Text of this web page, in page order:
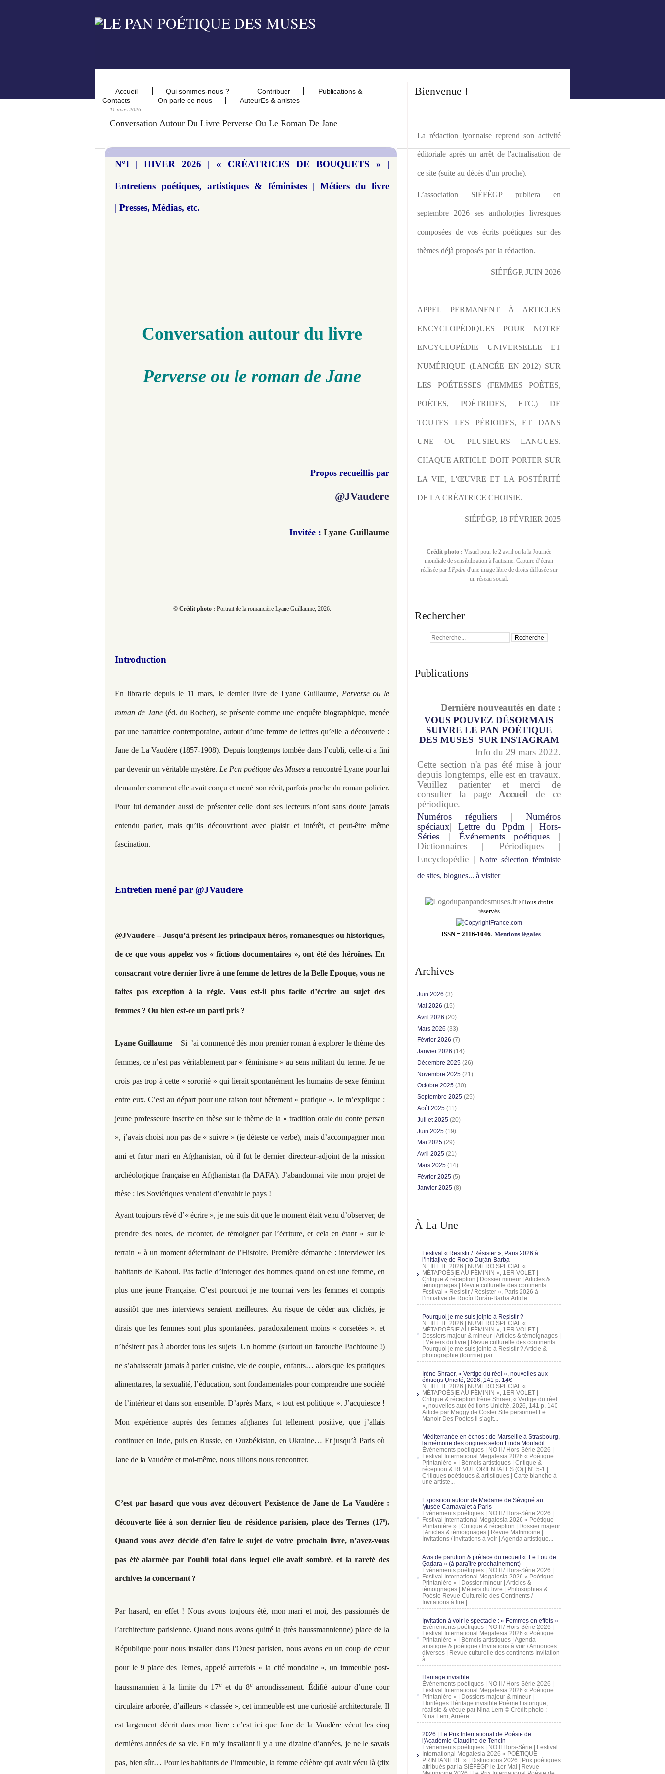
Accueil Qui sommes-nous ? Contribuer
Publications &
Contacts
On parle de nous AuteurEs & artistes
11 mars 2026
Conversation Autour Du Livre Perverse Ou Le Roman De Jane
N°I | HIVER 2026 | « CRÉATRICES DE BOUQUETS » |
Entretiens poétiques, artistiques & féministes | Métiers du livre
| Presses, Médias, etc.
Conversation autour du livre
Perverse ou le roman de Jane
Propos recueillis par
@JVaudere
Invitée : Lyane Guillaume
© Crédit photo : Portrait de la romancière Lyane Guillaume, 2026.
Introduction
En librairie depuis le 11 mars, le dernier livre de Lyane Guillaume, Perverse ou le
roman de Jane(éd. du Rocher), se présente comme une enquête biographique, menée
par une narratrice contemporaine, autour d’une femme de lettres qu’elle a découverte :
Jane de La Vaudère (1857-1908). Depuis longtemps tombée dans l’oubli, celle-ci a fini
par devenir un véritable mystère. Le Pan poétique des Muses a rencontré Lyane pour lui
demander comment elle avait conçu et mené son récit, parfois proche du roman policier.
Pour lui demander aussi de présenter celle dont ses lecteurs n’ont sans doute jamais
entendu parler, mais qu’ils découvriront avec plaisir et intérêt, et peut-être même
fascination.
Entretien mené par @JVaudere
@JVaudere –Jusqu’à présent les principaux héros, romanesques ou historiques,
de ce que vous appelez vos « fictions documentaires », ont été des héroïnes. En
consacrant votre dernier livre à une femme de lettres de la Belle Époque, vous ne
faites pas exception à la règle. Vous est-il plus facile d’écrire au sujet des
femmes ? Ou bien est-ce un parti pris ?
Lyane Guillaume – Si j’ai commencé dès mon premier roman à explorer le thème des
femmes, ce n’est pas véritablement par « féminisme » au sens militant du terme. Je ne
crois pas trop à cette « sororité » qui lierait spontanément les humains de sexe féminin
entre eux. C’est au départ pour une raison tout bêtement « pratique ». Je m’explique :
jeune professeure inscrite en thèse sur le thème de la « tradition orale du conte persan
», j’avais choisi non pas de « suivre » (je déteste ce verbe), mais d’accompagner mon
ami et futur mari en Afghanistan, où il fut le dernier directeur-adjoint de la mission
archéologique française en Afghanistan (la DAFA). J’abandonnai vite mon projet de
thèse : les Soviétiques venaient d’envahir le pays !
Ayant toujours rêvé d’« écrire », je me suis dit que le moment était venu d’observer, de
prendre des notes, de raconter, de témoigner par l’écriture, et cela en étant « sur le
terrain » à un moment déterminant de l’Histoire. Première démarche : interviewer les
habitants de Kaboul. Pas facile d’interroger des hommes quand on est une femme, en
plus une jeune Française. C’est pourquoi je me tournai vers les femmes et compris
aussitôt que mes interviews seraient meilleures. Au risque de céder aux clichés, je
dirais que les femmes sont plus spontanées, paradoxalement moins « corsetées », et
n’hésitent pas à aborder tous les sujets. Un homme (surtout un farouche Pachtoune !)
ne s’abaisserait jamais à parler cuisine, vie de couple, enfants… alors que les pratiques
alimentaires, la sexualité, l’éducation, sont fondamentales pour comprendre une société
de l’intérieur et dans son ensemble. D’après Marx, « tout est politique ». J’acquiesce !
Mon expérience auprès des femmes afghanes fut tellement positive, que j’allais
continuer en Inde, puis en Russie, en Ouzbékistan, en Ukraine… Et jusqu’à Paris où
Jane de la Vaudère et moi-même, nous allions nous rencontrer.
C’est par hasard que vous avez découvert l’existence de Jane de La Vaudère :
découverte liée à son dernier lieu de résidence parisien, place des Ternes (17e).
Quand vous avez décidé d’en faire le sujet de votre prochain livre, n’avez-vous
pas été alarmée par l’oubli total dans lequel elle avait sombré, et la rareté des
archives la concernant ?
Par hasard, en effet ! Nous avons toujours été, mon mari et moi, des passionnés de
l’architecture parisienne. Quand nous avons quitté la (très haussmannienne) place de la
République pour nous installer dans l’Ouest parisien, nous avons eu un coup de cœur
pour le 9 place des Ternes, appelé autrefois « la cité mondaine », un immeuble post-
haussmannien à la limite du 17e et du 8e arrondissement. Édifié autour d’une cour
circulaire arborée, d’ailleurs « classée », cet immeuble est une curiosité architecturale. Il
est largement décrit dans mon livre : c’est ici que Jane de la Vaudère vécut les cinq
dernières années de sa vie. En m’y installant il y a une dizaine d’années, je ne le savais
pas, bien sûr… Pour les habitants de l’immeuble, la femme célèbre qui avait vécu là (dix
Bienvenue !
La rédaction lyonnaise reprend son activité
éditoriale après un arrêt de l'actualisation de
ce site (suite au décès d'un proche).
L’association SIÉFÉGP publiera en
septembre 2026 ses anthologies livresques
composées de vos écrits poétiques sur des
thèmes déjà proposés par la rédaction.
SIÉFÉGP, JUIN 2026
APPEL PERMANENT À ARTICLES
ENCYCLOPÉDIQUES POUR NOTRE
ENCYCLOPÉDIE UNIVERSELLE ET
NUMÉRIQUE (LANCÉE EN 2012) SUR
LES POÉTESSES (FEMMES POÈTES,
POÈTES, POÉTRIDES, ETC.) DE
TOUTES LES PÉRIODES, ET DANS
UNE OU PLUSIEURS LANGUES.
CHAQUE ARTICLE DOIT PORTER SUR
LA VIE, L'ŒUVRE ET LA POSTÉRITÉ
DE LA CRÉATRICE CHOISIE.
SIÉFÉGP, 18 FÉVRIER 2025
Crédit photo : Visuel pour le 2 avril ou la la Journée
mondiale de sensibilisation à l'autisme. Capture d’écran
réalisée par LPpdm d'une image libre de droits diffusée sur
un réseau social.
Rechercher
Publications
Dernière nouveautés en date :
VOUS POUVEZ DÉSORMAIS
SUIVRE LE PAN POÉTIQUE
DES MUSES SUR INSTAGRAM
Info du 29 mars 2022.
Cette section n'a pas été mise à jour
depuis longtemps, elle est en travaux.
Veuillez patienter et merci de
consulter la page Accueil de ce
périodique.
Numéros réguliers | Numéros
spéciaux| Lettre du Ppdm |Hors-
Séries | Événements poétiques |
Dictionnaires | Périodiques |
Encyclopédie | Notre sélection féministe
de sites, blogues... à visiter
pandesmuses.fr ©Tous droits
réservés
ISSN = 2116-1046. Mentions légales
Archives
Juin 2026 (3)
Mai 2026 (15)
Avril 2026 (20)
Mars 2026 (33)
Février 2026 (7)
Janvier 2026 (14)
Décembre 2025 (26)
Novembre 2025 (21)
Octobre 2025 (30)
Septembre 2025 (25)
Août 2025 (11)
Juillet 2025 (20)
Juin 2025 (19)
Mai 2025 (29)
Avril 2025 (21)
Mars 2025 (14)
Février 2025 (5)
Janvier 2025 (8)
À La Une
Festival « Resistir / Résister », Paris 2026 à
l’initiative de Rocío Durán-Barba
N° III ÉTÉ 2026 | NUMÉRO SPÉCIAL «
MÉTAPOÉSIE AU FÉMININ », 1ER VOLET |
Critique & réception | Dossier mineur | Articles &
témoignages | Revue culturelle des continents
Festival « Resistir / Résister », Paris 2026 à
l’initiative de Rocío Durán-Barba Article...
Pourquoi je me suis jointe à Resistir ?
N° III ÉTÉ 2026 | NUMÉRO SPÉCIAL «
MÉTAPOÉSIE AU FÉMININ », 1ER VOLET |
Dossiers majeur & mineur | Articles & témoignages |
| Métiers du livre | Revue culturelle des continents
Pourquoi je me suis jointe à Resistir ? Article &
photographie (fournie) par...
Irène Shraer, « Vertige du réel », nouvelles aux
éditions Unicité, 2026, 141 p. 14€
N° III ÉTÉ 2026 | NUMÉRO SPÉCIAL «
MÉTAPOÉSIE AU FÉMININ », 1ER VOLET |
Critique & réception Irène Shraer, « Vertige du réel
», nouvelles aux éditions Unicité, 2026, 141 p. 14€
Article par Maggy de Coster Site personnel Le
Manoir Des Poètes Il s’agit...
Méditerranée en échos : de Marseille à Strasbourg,
la mémoire des origines selon Linda Moufadil
Événements poétiques | NO II / Hors-Série 2026 |
Festival International Megalesia 2026 « Poétique
Printanière » | Bémols artistiques | Critique &
réception & REVUE ORIENTALES (O) | N° 5-1 |
Critiques poétiques & artistiques | Carte blanche à
une artiste...
Exposition autour de Madame de Sévigné au
Musée Carnavalet à Paris
Événements poétiques | NO II / Hors-Série 2026 |
Festival International Megalesia 2026 « Poétique
Printanière » | Critique & réception | Dossier majeur
| Articles & témoignages | Revue Matrimoine |
Invitations / Invitations à voir | Agenda artistique...
Avis de parution & préface du recueil « Le Fou de
Gadara » (à paraître prochainement)
Événements poétiques | NO II / Hors-Série 2026 |
Festival International Megalesia 2026 « Poétique
Printanière » | Dossier mineur | Articles &
témoignages | Métiers du livre | Philosophies &
Poésie Revue Culturelle des Continents /
Invitations à lire |...
Invitation à voir le spectacle : « Femmes en effets »
Événements poétiques | NO II / Hors-Série 2026 |
Festival International Megalesia 2026 « Poétique
Printanière » | Bémols artistiques | Agenda
artistique & poétique / Invitations à voir / Annonces
diverses | Revue culturelle des continents Invitation
à...
Héritage invisible
Événements poétiques | NO II / Hors-Série 2026 |
Festival International Megalesia 2026 « Poétique
Printanière » | Dossiers majeur & mineur |
Florilèges Héritage invisible Poème historique,
réaliste & vécue par Nina Lem © Crédit photo :
Nina Lem, Arrière...
2026 | Le Prix International de Poésie de
l'Académie Claudine de Tencin
Événements poétiques | NO II Hors-Série | Festival
International Megalesia 2026 « POÉTIQUE
PRINTANIÈRE » | Distinctions 2026 | Prix poétiques
attribués par la SIÉFÉGP le 1er Mai | Revue